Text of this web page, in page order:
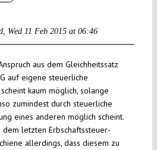
Wed 11 Feb 2015 at 06:46
aus dem Gleichheitssatz
auf eigene steuerliche
kaum möglich, solange
zumindest durch steuerliche
eines anderen möglich scheint.
dem letzten Erbschaftssteuer-
allerdings, dass diesem zu